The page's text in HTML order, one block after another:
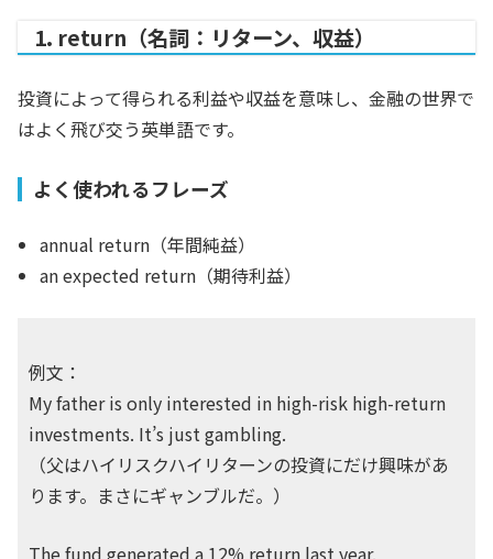
1. return（名詞：リターン、収益）
投資によって得られる利益や収益を意味し、金融の世界で
はよく飛び交う英単語です。
よく使われるフレーズ
annual return（年間純益）
an expected return（期待利益）
例文：
My father is only interested in high-risk high-return
investments. It’s just gambling.
（父はハイリスクハイリターンの投資にだけ興味があ
ります。まさにギャンブルだ。）
The fund generated a 12% return last year.